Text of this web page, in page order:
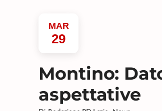
MAR
29
Montino:
aspettative